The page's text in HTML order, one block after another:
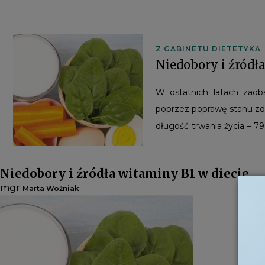
Z GABINETU DIETETYKA
Niedobory i
W ostatnich latach
poprzez poprawę stanu
długość trwania życia –
tę kwestię ma
dietetycy. W swojej
składników
dla prewencji wielu
przez dietetyków
dieta była odpowiednio
Niedobory i źródła witaminy B1 w diecie
mgr Marta Woźniak